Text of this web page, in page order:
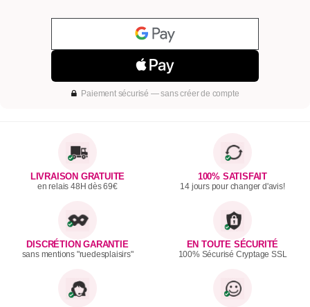
Paiement sécurisé — sans créer de compte
LIVRAISON GRATUITE
en relais 48H dès 69€
100% SATISFAIT
14 jours pour changer d'avis!
DISCRÉTION GARANTIE
sans mentions "ruedesplaisirs"
EN TOUTE SÉCURITÉ
100% Sécurisé Cryptage SSL